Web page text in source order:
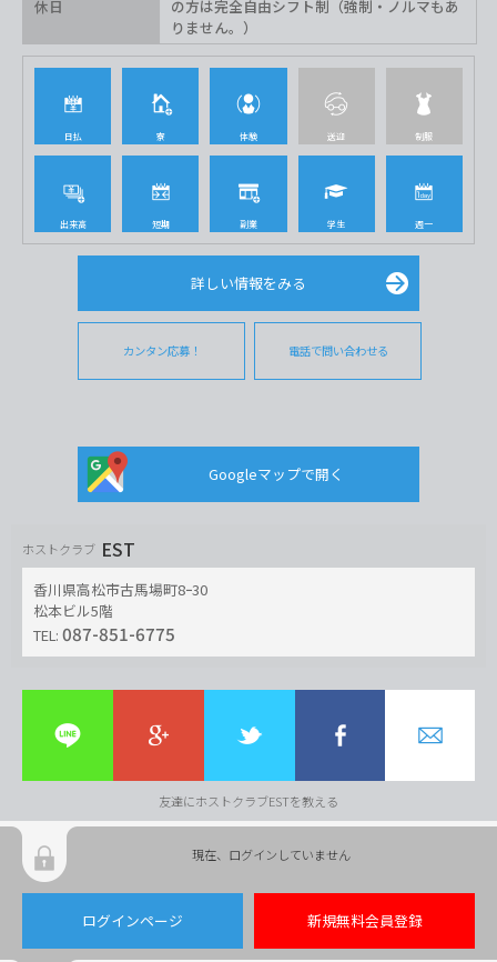
休日
の方は完全自由シフト制（強制・ノルマもあ
りません。）
日払 寮 体験 送迎 制服
出来高 短期 副業 学生 週一
詳しい情報をみる
カンタン応募！ 電話で問い合わせる
Googleマップで開く
ホストクラブ EST
香川県高松市古馬場町8ｰ30
松本ビル5階
TEL: 087-851-6775
友達にホストクラブESTを教える
現在、ログインしていません
ログインページ 新規無料会員登録